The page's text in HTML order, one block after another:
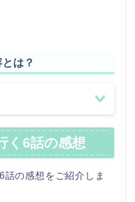
は？
く6話の感想
話の感想をご紹介しま